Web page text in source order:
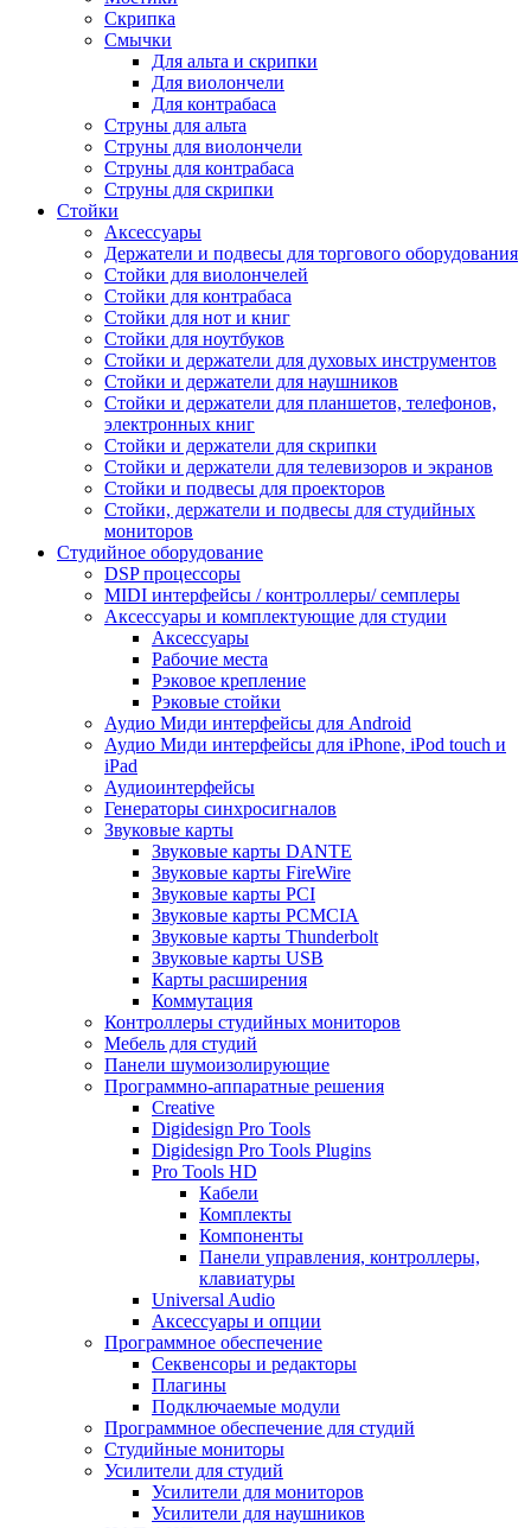
Скрипка
Смычки
Для альта и скрипки
Для виолончели
Для контрабаса
Струны для альта
Струны для виолончели
Струны для контрабаса
Струны для скрипки
Стойки
Аксессуары
Держатели и подвесы для торгового оборудования
Стойки для виолончелей
Стойки для контрабаса
Стойки для нот и книг
Стойки для ноутбуков
Стойки и держатели для духовых инструментов
Стойки и держатели для наушников
Стойки и держатели для планшетов, телефонов,
электронных книг
Стойки и держатели для скрипки
Стойки и держатели для телевизоров и экранов
Стойки и подвесы для проекторов
Стойки, держатели и подвесы для студийных
мониторов
Студийное оборудование
DSP процессоры
MIDI интерфейсы / контроллеры/ семплеры
Аксессуары и комплектующие для студии
Аксессуары
Рабочие места
Рэковое крепление
Рэковые стойки
Аудио Миди интерфейсы для Android
Аудио Миди интерфейсы для iPhone, iPod touch и
iPad
Аудиоинтерфейсы
Генераторы синхросигналов
Звуковые карты
Звуковые карты DANTE
Звуковые карты FireWire
Звуковые карты PCI
Звуковые карты PCMCIA
Звуковые карты Thunderbolt
Звуковые карты USB
Карты расширения
Коммутация
Контроллеры студийных мониторов
Мебель для студий
Панели шумоизолирующие
Программно-аппаратные решения
Creative
Digidesign Pro Tools
Digidesign Pro Tools Plugins
Pro Tools HD
Кабели
Комплекты
Компоненты
Панели управления, контроллеры,
клавиатуры
Universal Audio
Аксессуары и опции
Программное обеспечение
Cеквенсоры и редакторы
Плагины
Подключаемые модули
Программное обеспечение для студий
Студийные мониторы
Усилители для студий
Усилители для мониторов
Усилители для наушников